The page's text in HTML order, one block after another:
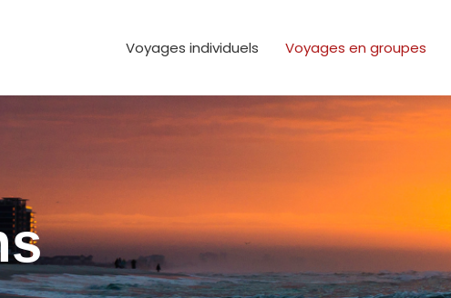
Voyages individuels Voyages en groupes
en groupes
sommes-nous ?